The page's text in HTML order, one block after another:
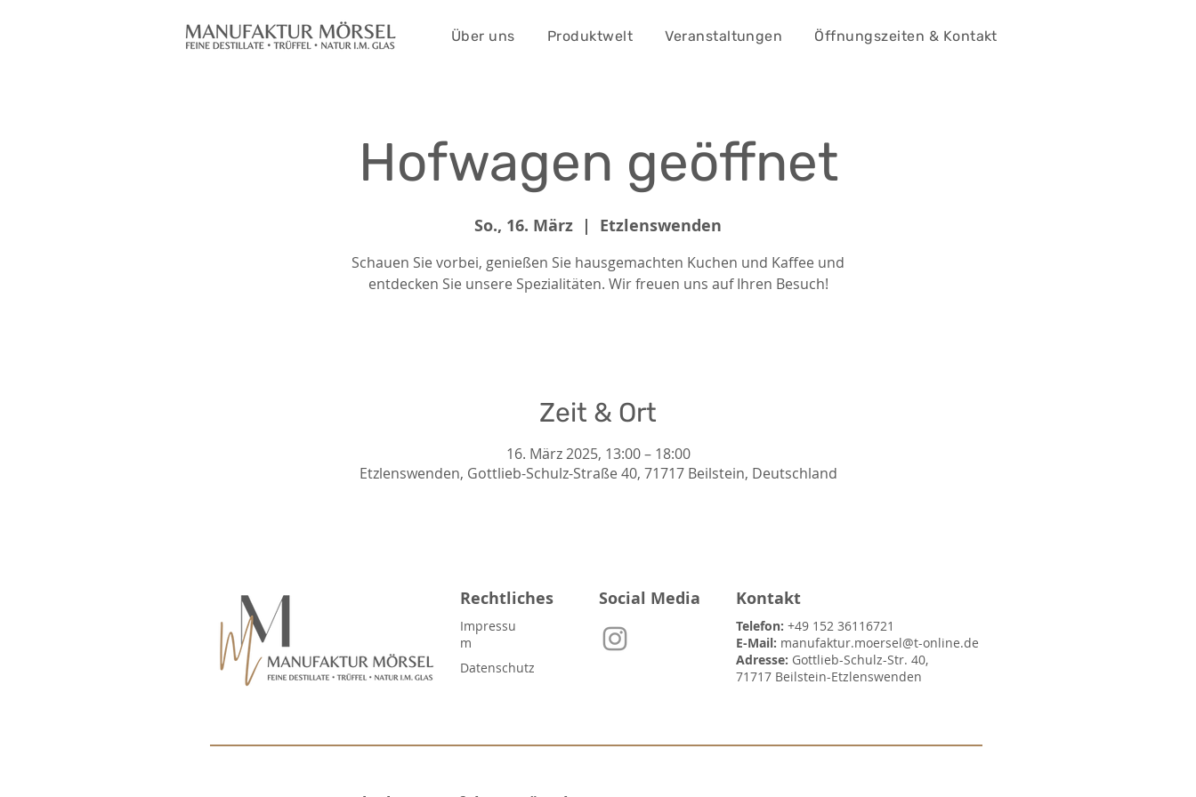
Über uns Produktwelt Veranstaltungen Öffnungszeiten & Kontakt
Hofwagen geöffnet
So., 16. März
  |
Etzlenswenden
Schauen Sie vorbei, genießen Sie hausgemachten Kuchen und Kaffee und
entdecken Sie unsere Spezialitäten. Wir freuen uns auf Ihren Besuch!
Zeit & Ort
16. März 2025, 13:00 – 18:00
Etzlenswenden, Gottlieb-Schulz-Straße 40, 71717 Beilstein, Deutschland
Rechtliches
Impressu
m
Datenschutz
Social Media Kontakt
Telefon: +49 152 36116721
E-Mail: manufaktur.moersel@t-online.de
Adresse: Gottlieb-Schulz-Str. 40,
71717 Beilstein-Etzlenswenden